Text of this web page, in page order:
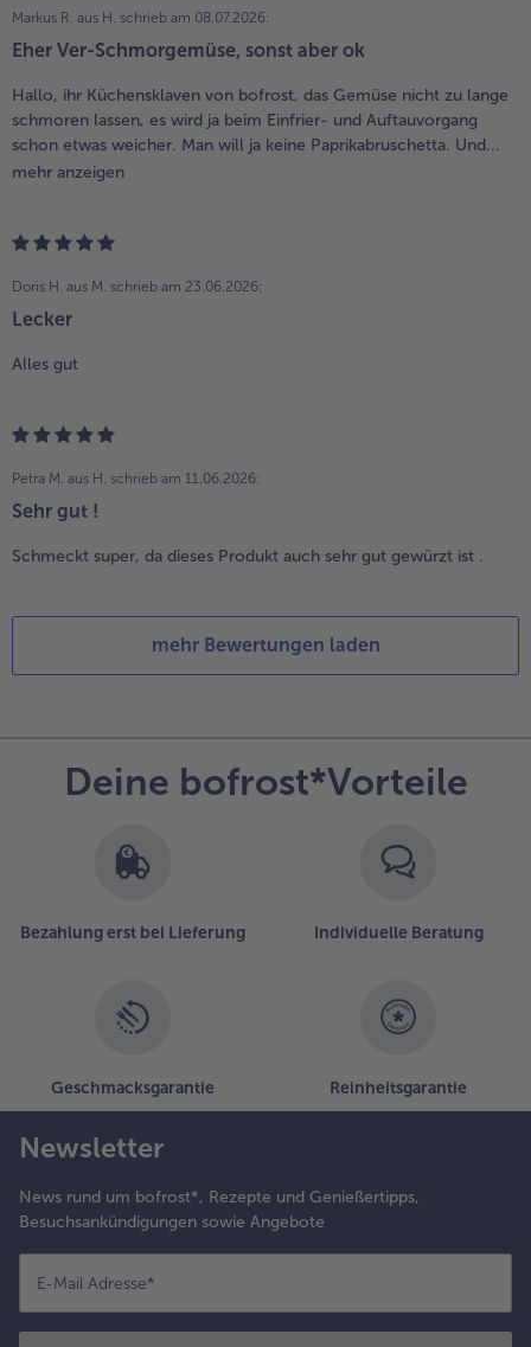
Markus R. aus H. schrieb am 08.07.2026:
Eher Ver-Schmorgemüse, sonst aber ok
Hallo, ihr Küchensklaven von bofrost, das Gemüse nicht zu lange
schmoren lassen, es wird ja beim Einfrier- und Auftauvorgang
schon etwas weicher. Man will ja keine Paprikabruschetta. Und...
mehr anzeigen
Doris H. aus M. schrieb am 23.06.2026:
Lecker
Alles gut
Petra M. aus H. schrieb am 11.06.2026:
Sehr gut !
Schmeckt super, da dieses Produkt auch sehr gut gewürzt ist .
mehr Bewertungen laden
Deine bofrost*Vorteile
Bezahlung erst bei Lieferung Individuelle Beratung
Geschmacksgarantie Reinheitsgarantie
Newsletter
News rund um bofrost*, Rezepte und Genießertipps,
Besuchsankündigungen sowie Angebote
E-Mail Adresse*